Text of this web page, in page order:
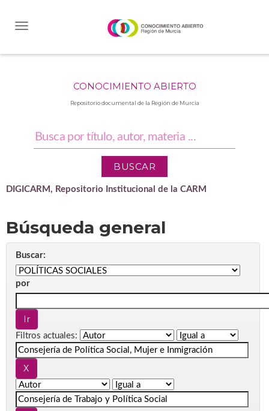
CONOCIMIENTO ABIERTO
Repositorio documental de la Región de Murcia
DIGICARM, Repositorio Institucional de la CARM
Búsqueda general
Buscar:
por
Filtros actuales: